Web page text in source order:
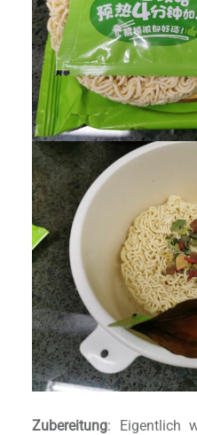
Zubereitung: Eigentlich